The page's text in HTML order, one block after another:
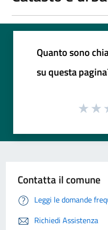
Quanto sono
su questa
Contatta il comune
Leggi le domande
Richiedi Assistenza